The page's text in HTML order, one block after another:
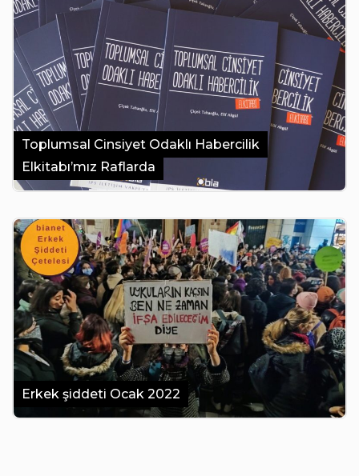
Toplumsal Cinsiyet Odaklı Habercilik
Elkitabı’mız Raflarda
Erkek şiddeti Ocak 2022